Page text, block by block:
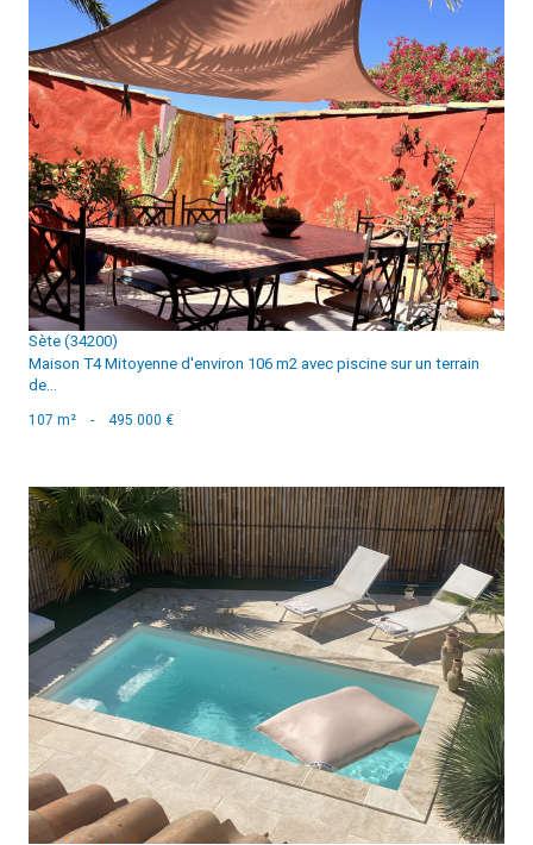
voir le bien
Sète (34200)
Maison T4 Mitoyenne d'environ 106 m2 avec piscine sur un terrain
de...
107 m² - 495 000 €